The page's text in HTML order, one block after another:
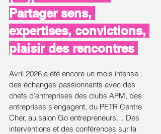
Partager sens,
expertises, convictions,
plaisir des rencontres
Avril 2026 a été encore un mois intense :
des échanges passionnants avec des
chefs d’entreprises des clubs APM, des
entreprises s’engagent, du PETR Centre
Cher, au salon Go entrepreneurs… Des
interventions et des conférences sur la